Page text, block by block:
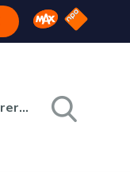
Omroep MAX
NPO
Registreren